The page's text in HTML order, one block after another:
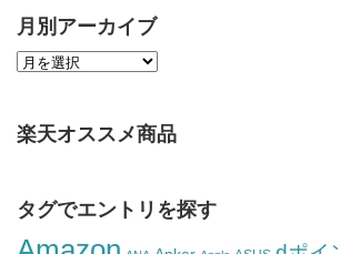
月別アーカイブ
楽天オススメ商品
タグでエントリを探す